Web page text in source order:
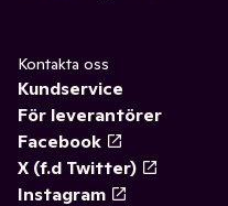
Kontakta oss
Kundservice
För leverantörer
Facebook
X (f.d Twitter)
Instagram